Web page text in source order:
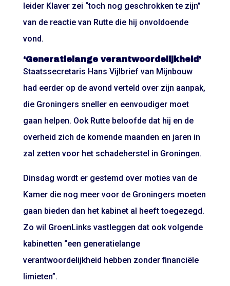
leider Klaver zei “toch nog geschrokken te zijn”
van de reactie van Rutte die hij onvoldoende
vond.
‘Generatielange verantwoordelijkheid’
Staatssecretaris Hans Vijlbrief van Mijnbouw
had eerder op de avond verteld over zijn aanpak,
die Groningers sneller en eenvoudiger moet
gaan helpen. Ook Rutte beloofde dat hij en de
overheid zich de komende maanden en jaren in
zal zetten voor het schadeherstel in Groningen.
Dinsdag wordt er gestemd over moties van de
Kamer die nog meer voor de Groningers moeten
gaan bieden dan het kabinet al heeft toegezegd.
Zo wil GroenLinks vastleggen dat ook volgende
kabinetten “een generatielange
verantwoordelijkheid hebben zonder financiële
limieten”.